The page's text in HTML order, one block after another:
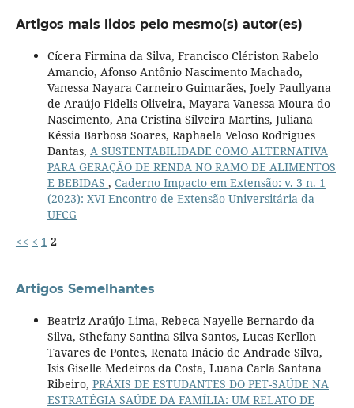
Artigos mais lidos pelo mesmo(s) autor(es)
Cícera Firmina da Silva, Francisco Clériston Rabelo
Amancio, Afonso Antônio Nascimento Machado,
Vanessa Nayara Carneiro Guimarães, Joely Paullyana
de Araújo Fidelis Oliveira, Mayara Vanessa Moura do
Nascimento, Ana Cristina Silveira Martins, Juliana
Késsia Barbosa Soares, Raphaela Veloso Rodrigues
Dantas, A SUSTENTABILIDADE COMO ALTERNATIVA
PARA GERAÇÃO DE RENDA NO RAMO DE ALIMENTOS
E BEBIDAS , Caderno Impacto em Extensão: v. 3 n. 1
(2023): XVI Encontro de Extensão Universitária da
UFCG
<< < 1 2
Artigos Semelhantes
Beatriz Araújo Lima, Rebeca Nayelle Bernardo da
Silva, Sthefany Santina Silva Santos, Lucas Kerllon
Tavares de Pontes, Renata Inácio de Andrade Silva,
Isis Giselle Medeiros da Costa, Luana Carla Santana
Ribeiro, PRÁXIS DE ESTUDANTES DO PET-SAÚDE NA
ESTRATÉGIA SAÚDE DA FAMÍLIA: UM RELATO DE